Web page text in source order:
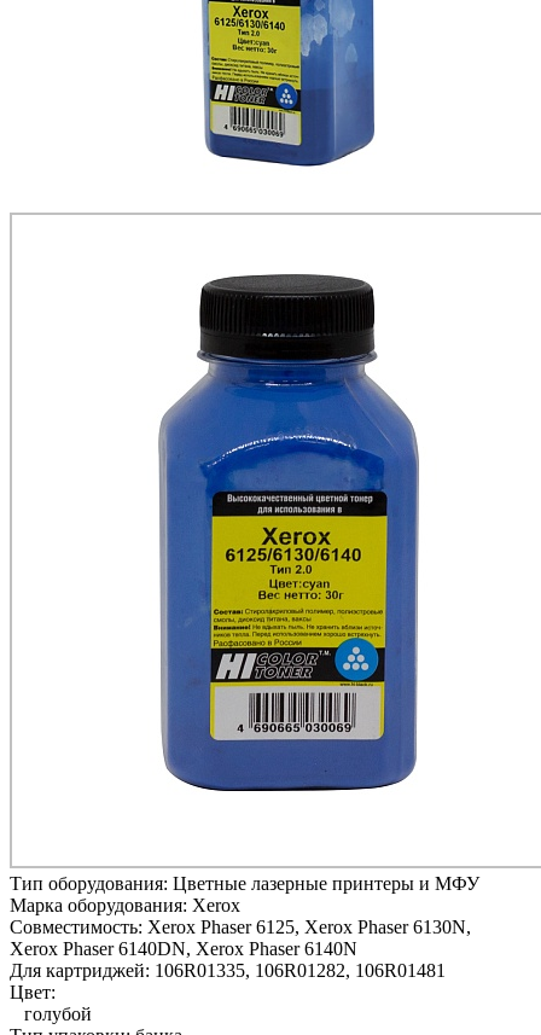
Тип оборудования: Цветные лазерные принтеры и МФУ
Марка оборудования: Xerox
Совместимость: Xerox Phaser 6125, Xerox Phaser 6130N,
Xerox Phaser 6140DN, Xerox Phaser 6140N
Для картриджей: 106R01335, 106R01282, 106R01481
Цвет:
голубой